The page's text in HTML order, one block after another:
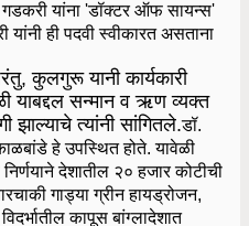
गडकरी यांना 'डॉक्टर ऑफ सायन्स'
ही पदवी स्वीकारत असताना
कुलगुरू यानी कार्यकारी
याबद्दल सन्मान व ऋण व्यक्त
झाल्याचे त्यांनी सांगितले.डॉ.
हे उपस्थित होते. यावेळी
देशातील २० हजार कोटीची
गाड्या ग्रीन हायड्रोजन,
कापूस बांग्लादेशात